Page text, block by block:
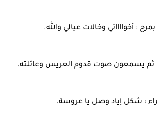
: أخوااااتي وخالات عيالي والله.
ثم يسمعون صوت قدوم العريس وعائلته.
: شكل إياد وصل يا عروسة.